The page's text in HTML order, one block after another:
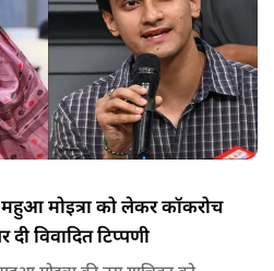
मोइत्रा को लेकर कॉकरोच
विवादित टिप्पणी